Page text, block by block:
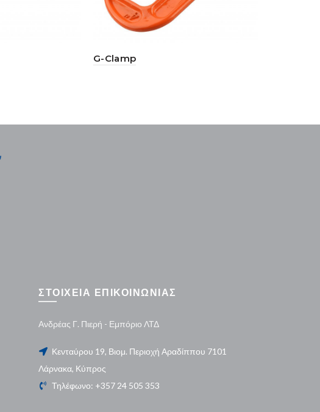
G-Clamp
ΣΤΟΙΧΕΙΑ ΕΠΙΚΟΙΝΩΝΙΑΣ
Ανδρέας Γ. Πιερή - Εμπόριο ΛΤΔ
Κενταύρου 19, Βιομ. Περιοχή Αραδίππου 7101
Λάρνακα, Κύπρος
Τηλέφωνο: +357 24 505 353